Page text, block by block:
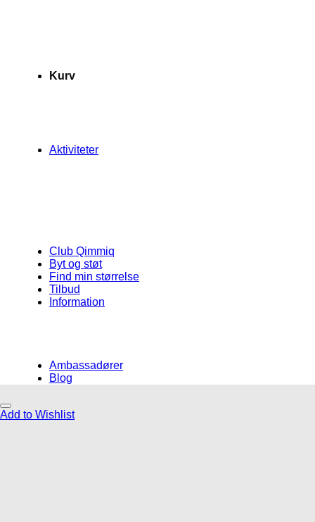
Kurv
Aktiviteter
Club Qimmiq
Byt og støt
Find min størrelse
Tilbud
Information
Ambassadører
Blog
Måske kunne nogle af disse produkter
Add to Wishlist